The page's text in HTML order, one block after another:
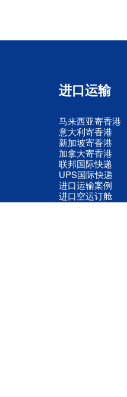
进口运输
马来西亚寄香港
意大利寄香港
新加坡寄香港
加拿大寄香港
联邦国际快递
UPS国际快递
进口运输案例
进口空运订舱